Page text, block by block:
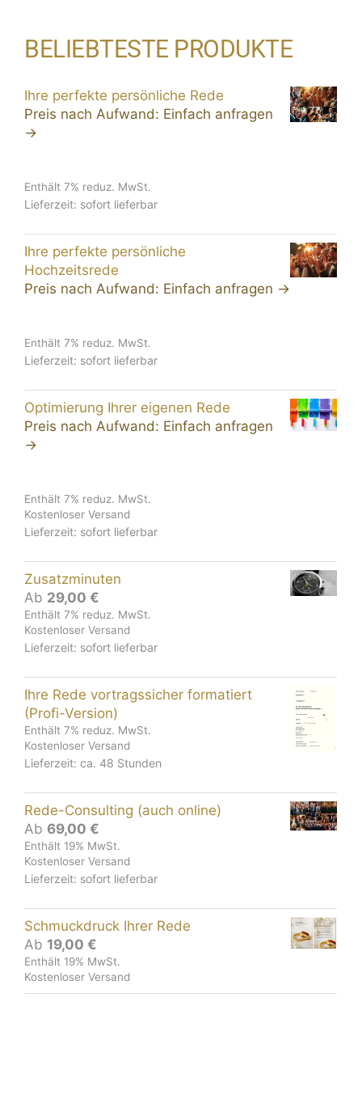
BELIEB­TESTE PRODUKTE
Ihre perfekte persönliche Rede
Preis nach Aufwand: Einfach anfragen
→
Enthält 7% reduz. MwSt.
Lieferzeit: sofort lieferbar
Ihre perfekte persönliche
Hochzeitsrede
Preis nach Aufwand: Einfach anfragen →
Enthält 7% reduz. MwSt.
Lieferzeit: sofort lieferbar
Optimierung Ihrer eigenen Rede
Preis nach Aufwand: Einfach anfragen
→
Enthält 7% reduz. MwSt.
Kostenloser Versand
Lieferzeit: sofort lieferbar
Zusatz­minuten
Ab 29,00 €
Enthält 7% reduz. MwSt.
Kostenloser Versand
Lieferzeit: sofort lieferbar
Ihre Rede vortragssicher formatiert
(Profi-Version)
Enthält 7% reduz. MwSt.
Kostenloser Versand
Lieferzeit: ca. 48 Stunden
Rede-Consulting (auch online)
Ab 69,00 €
Enthält 19% MwSt.
Kostenloser Versand
Lieferzeit: sofort lieferbar
Schmuckdruck Ihrer Rede
Ab 19,00 €
Enthält 19% MwSt.
Kostenloser Versand